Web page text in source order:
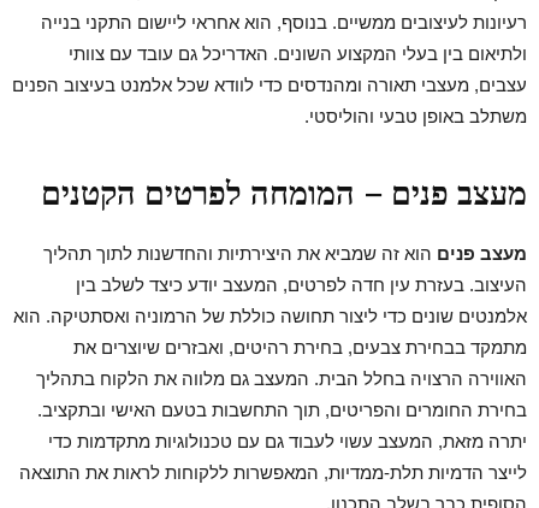
רעיונות לעיצובים ממשיים. בנוסף, הוא אחראי ליישום התקני בנייה
ולתיאום בין בעלי המקצוע השונים. האדריכל גם עובד עם צוותי
עצבים, מעצבי תאורה ומהנדסים כדי לוודא שכל אלמנט בעיצוב הפנים
משתלב באופן טבעי והוליסטי.
מעצב פנים – המומחה לפרטים הקטנים
מעצב פנים הוא זה שמביא את היצירתיות והחדשנות לתוך תהליך
העיצוב. בעזרת עין חדה לפרטים, המעצב יודע כיצד לשלב בין
אלמנטים שונים כדי ליצור תחושה כוללת של הרמוניה ואסתטיקה. הוא
מתמקד בבחירת צבעים, בחירת רהיטים, ואבזרים שיוצרים את
האווירה הרצויה בחלל הבית. המעצב גם מלווה את הלקוח בתהליך
בחירת החומרים והפריטים, תוך התחשבות בטעם האישי ובתקציב.
יתרה מזאת, המעצב עשוי לעבוד גם עם טכנולוגיות מתקדמות כדי
לייצר הדמיות תלת-ממדיות, המאפשרות ללקוחות לראות את התוצאה
הסופית כבר בשלב התכנון.